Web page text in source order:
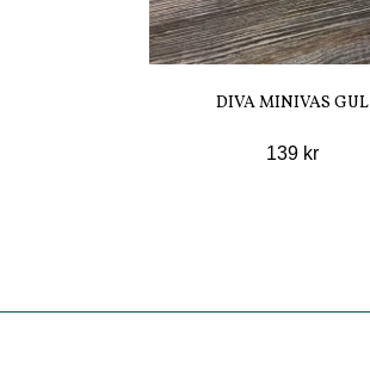
DIVA MINIVAS GUL
139 kr